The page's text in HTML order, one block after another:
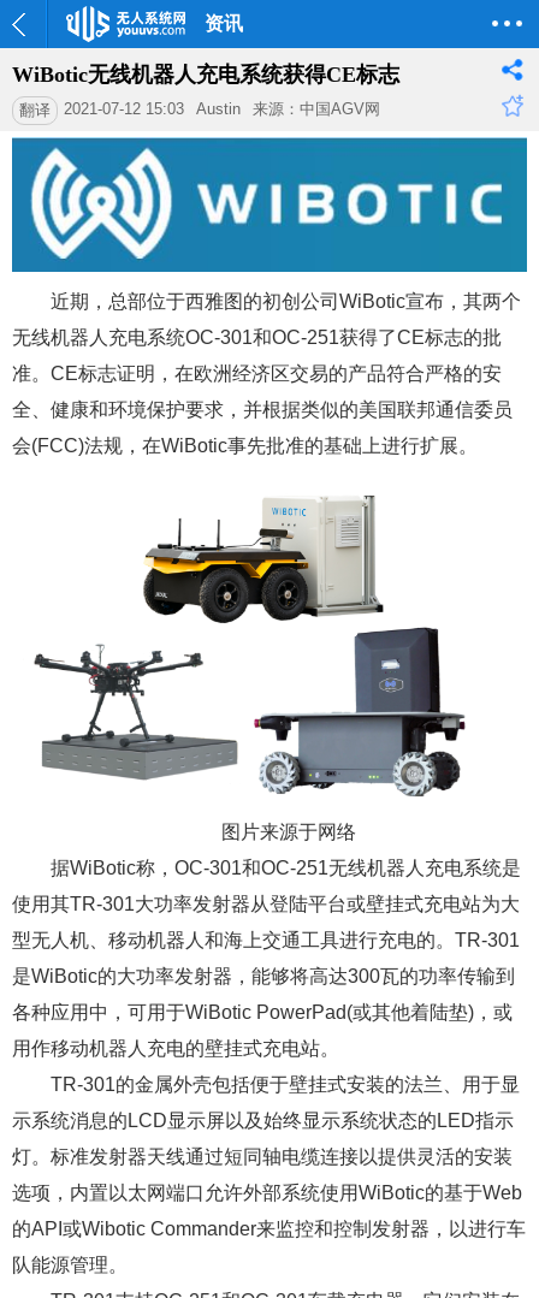
资讯
WiBotic无线机器人充电系统获得CE标志
翻译 2021-07-12 15:03 Austin 来源：中国AGV网
近期，总部位于西雅图的初创公司WiBotic宣布，其两个
无线机器人充电系统OC-301和OC-251获得了CE标志的批
准。CE标志证明，在欧洲经济区交易的产品符合严格的安
全、健康和环境保护要求，并根据类似的美国联邦通信委员
会(FCC)法规，在WiBotic事先批准的基础上进行扩展。
图片来源于网络
据WiBotic称，OC-301和OC-251无线机器人充电系统是
使用其TR-301大功率发射器从登陆平台或壁挂式充电站为大
型无人机、移动机器人和海上交通工具进行充电的。TR-301
是WiBotic的大功率发射器，能够将高达300瓦的功率传输到
各种应用中，可用于WiBotic PowerPad(或其他着陆垫)，或
用作移动机器人充电的壁挂式充电站。
TR-301的金属外壳包括便于壁挂式安装的法兰、用于显
示系统消息的LCD显示屏以及始终显示系统状态的LED指示
灯。标准发射器天线通过短同轴电缆连接以提供灵活的安装
选项，内置以太网端口允许外部系统使用WiBotic的基于Web
的API或Wibotic Commander来监控和控制发射器，以进行车
队能源管理。